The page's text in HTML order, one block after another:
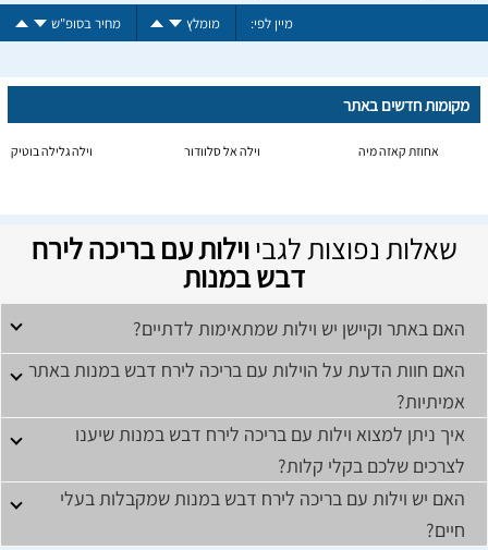
מיין לפי: מומלץ מחיר בסופ"ש
מקומות חדשים באתר
אחוזת קאזה מיה וילה אל סלוודור וילה גלילה בוטיק
שאלות נפוצות לגביוילות עם בריכה לירח
דבש במנות
האם באתר וקיישן יש וילות שמתאימות לדתיים?
האם חוות הדעת על הוילות עם בריכה לירח דבש במנות באתר
אמיתיות?
איך ניתן למצוא וילות עם בריכה לירח דבש במנות שיענו
לצרכים שלכם בקלי קלות?
האם יש וילות עם בריכה לירח דבש במנות שמקבלות בעלי
חיים?